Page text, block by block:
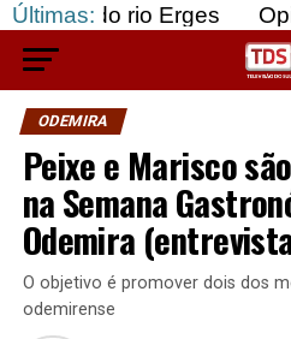
Últimas:
Erges Opinião:
ODEMIRA
Peixe e Marisco
na Semana
Odemira
O objetivo é promover dois dos
odemirense